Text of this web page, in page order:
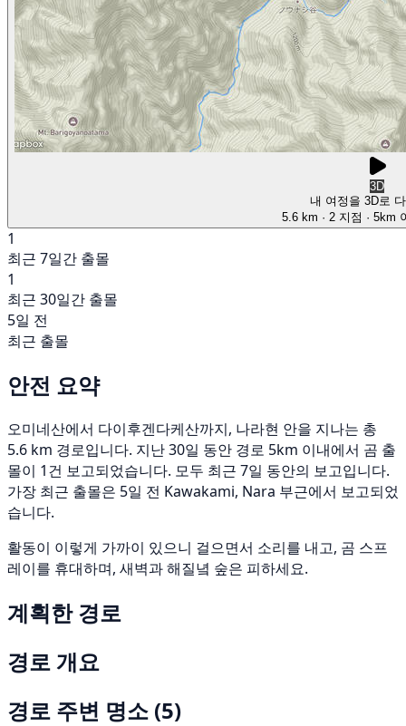
3D
내 여정을 3D로
5.6 km · 2 지점 · 5km
1
최근 7일간 출몰
1
최근 30일간 출몰
5일 전
최근 출몰
안전 요약
오미네산에서 다이후겐다케산까지, 나라현 안을 지나는 총
5.6 km 경로입니다. 지난 30일 동안 경로 5km 이내에서 곰 출
몰이 1건 보고되었습니다. 모두 최근 7일 동안의 보고입니다.
가장 최근 출몰은 5일 전 Kawakami, Nara 부근에서 보고되었
습니다.
활동이 이렇게 가까이 있으니 걸으면서 소리를 내고, 곰 스프
레이를 휴대하며, 새벽과 해질녘 숲은 피하세요.
계획한 경로
경로 개요
경로 주변 명소 (5)